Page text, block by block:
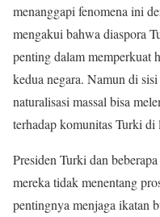
menanggapi fenomena ini
mengakui bahwa diaspora
penting dalam memperkuat
kedua negara. Namun di
naturalisasi massal bisa
terhadap komunitas Turki di
Presiden Turki dan
mereka tidak menentang
pentingnya menjaga ikatan